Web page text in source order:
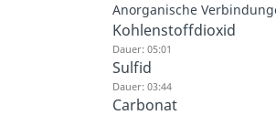
Anorganische
Kohlenstoffdioxid
Dauer: 05:01
Sulfid
Dauer: 03:44
Carbonat